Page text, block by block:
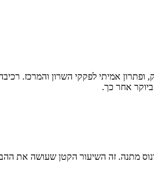
אמיתי לפקקי השרון והמרכז.
אחר כך.
מתנה. זה השיעור הקטן שעושה את